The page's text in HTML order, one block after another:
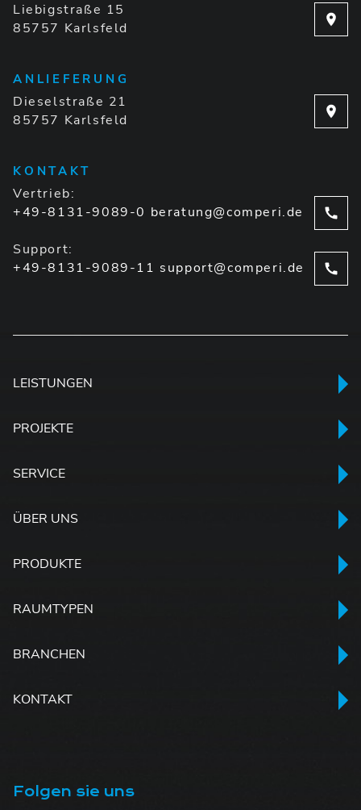
Liebigstraße 15
85757 Karlsfeld
ANLIEFERUNG
Dieselstraße 21
85757 Karlsfeld
KONTAKT
Vertrieb:
+49-8131-9089-0 beratung@comperi.de
Support:
+49-8131-9089-11 support@comperi.de
LEISTUNGEN
PROJEKTE
SERVICE
ÜBER UNS
PRODUKTE
RAUMTYPEN
BRANCHEN
KONTAKT
Folgen sie uns